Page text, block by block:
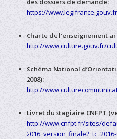
des dossiers de demande:
https://
Charte de l’enseignement
http://www.culture.gouv.fr/
Schéma National
2008):
http://
Livret du stagiaire CNFPT
http://www.cnfpt.fr/sites/